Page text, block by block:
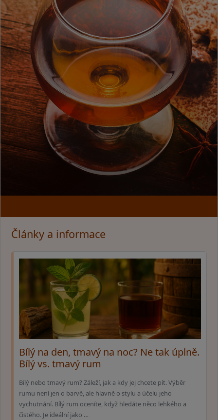
Články a informace
Bílý na den, tmavý na noc? Ne tak úplně.
Bílý vs. tmavý rum
Bílý nebo tmavý rum? Záleží, jak a kdy jej chcete pít. Výběr
rumu není jen o barvě, ale hlavně o stylu a účelu jeho
vychutnání. Bílý rum oceníte, když hledáte něco lehkého a
čistého. Je ideální jako …